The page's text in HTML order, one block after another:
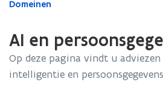
Gedaan
bevindt
op:
Domeinen
AI en
Op deze pagina vindt u
intelligentie en